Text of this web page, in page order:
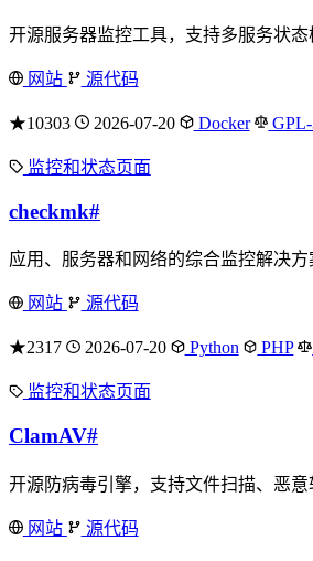
开源服务器监控工具，支持多服务状态
网站 源代码
★10303 2026-07-20 Docker
监控和状态页面
checkmk#
应用、服务器和网络的综合监控解决方
网站 源代码
★2317 2026-07-20 Python PHP
监控和状态页面
ClamAV#
开源防病毒引擎，支持文件扫描、恶意
网站 源代码